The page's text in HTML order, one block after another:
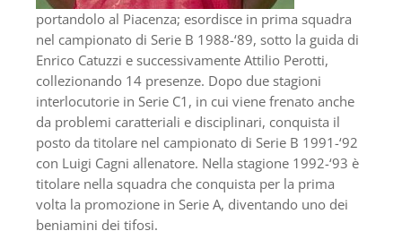
portandolo al Piacenza; esordisce in prima squadra
nel campionato di Serie B 1988-‘89, sotto la guida di
Enrico Catuzzi e successivamente Attilio Perotti,
collezionando 14 presenze. Dopo due stagioni
interlocutorie in Serie C1, in cui viene frenato anche
da problemi caratteriali e disciplinari, conquista il
posto da titolare nel campionato di Serie B 1991-‘92
con Luigi Cagni allenatore. Nella stagione 1992-‘93 è
titolare nella squadra che conquista per la prima
volta la promozione in Serie A, diventando uno dei
beniamini dei tifosi.